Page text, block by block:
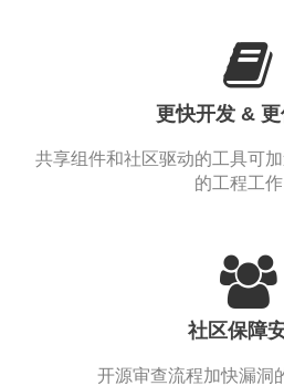
更快开发 &
共享组件和社区驱动的工具可
的工程工作
社区保障
开源审查流程加快漏洞